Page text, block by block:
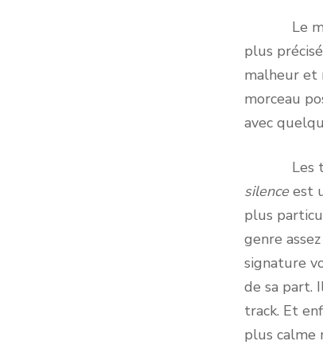
Le
plus
malheur et
morceau
avec
Les trois
silenceest
plus
genre
signature
de sa part.
track. Et
plus calme